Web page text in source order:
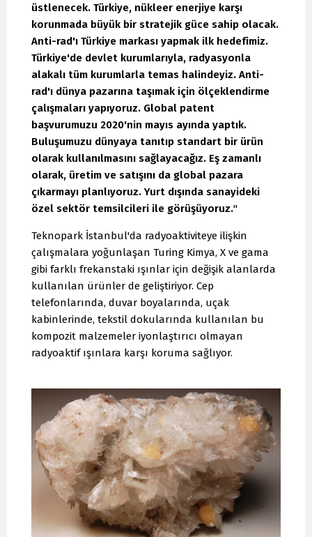
üstlenecek. Türkiye, nükleer enerjiye karşı
korunmada büyük bir stratejik güce sahip olacak.
Anti-rad'ı Türkiye markası yapmak ilk hedefimiz.
Türkiye'de devlet kurumlarıyla, radyasyonla
alakalı tüm kurumlarla temas halindeyiz. Anti-
rad'ı dünya pazarına taşımak için ölçeklendirme
çalışmaları yapıyoruz. Global patent
başvurumuzu 2020'nin mayıs ayında yaptık.
Buluşumuzu dünyaya tanıtıp standart bir ürün
olarak kullanılmasını sağlayacağız. Eş zamanlı
olarak, üretim ve satışını da global pazara
çıkarmayı planlıyoruz. Yurt dışında sanayideki
özel sektör temsilcileri ile görüşüyoruz."
Teknopark İstanbul'da radyoaktiviteye ilişkin
çalışmalara yoğunlaşan Turing Kimya, X ve gama
gibi farklı frekanstaki ışınlar için değişik alanlarda
kullanılan ürünler de geliştiriyor. Cep
telefonlarında, duvar boyalarında, uçak
kabinlerinde, tekstil dokularında kullanılan bu
kompozit malzemeler iyonlaştırıcı olmayan
radyoaktif ışınlara karşı koruma sağlıyor.